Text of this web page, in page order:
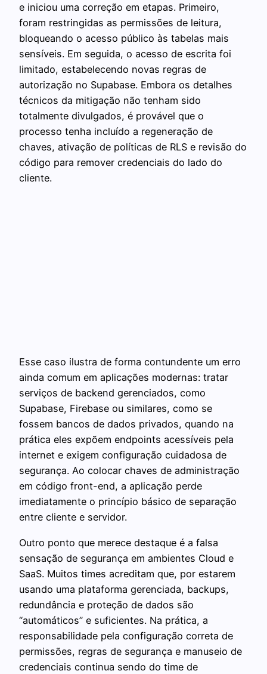
e iniciou uma correção em etapas. Primeiro,
foram restringidas as permissões de leitura,
bloqueando o acesso público às tabelas mais
sensíveis. Em seguida, o acesso de escrita foi
limitado, estabelecendo novas regras de
autorização no Supabase. Embora os detalhes
técnicos da mitigação não tenham sido
totalmente divulgados, é provável que o
processo tenha incluído a regeneração de
chaves, ativação de políticas de RLS e revisão do
código para remover credenciais do lado do
cliente.
Esse caso ilustra de forma contundente um erro
ainda comum em aplicações modernas: tratar
serviços de backend gerenciados, como
Supabase, Firebase ou similares, como se
fossem bancos de dados privados, quando na
prática eles expõem endpoints acessíveis pela
internet e exigem configuração cuidadosa de
segurança. Ao colocar chaves de administração
em código front-end, a aplicação perde
imediatamente o princípio básico de separação
entre cliente e servidor.
Outro ponto que merece destaque é a falsa
sensação de segurança em ambientes Cloud e
SaaS. Muitos times acreditam que, por estarem
usando uma plataforma gerenciada, backups,
redundância e proteção de dados são
“automáticos” e suficientes. Na prática, a
responsabilidade pela configuração correta de
permissões, regras de segurança e manuseio de
credenciais continua sendo do time de